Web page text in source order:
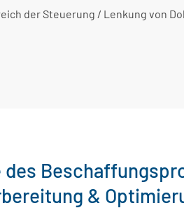
der Steuerung / Lenkung von
des
&